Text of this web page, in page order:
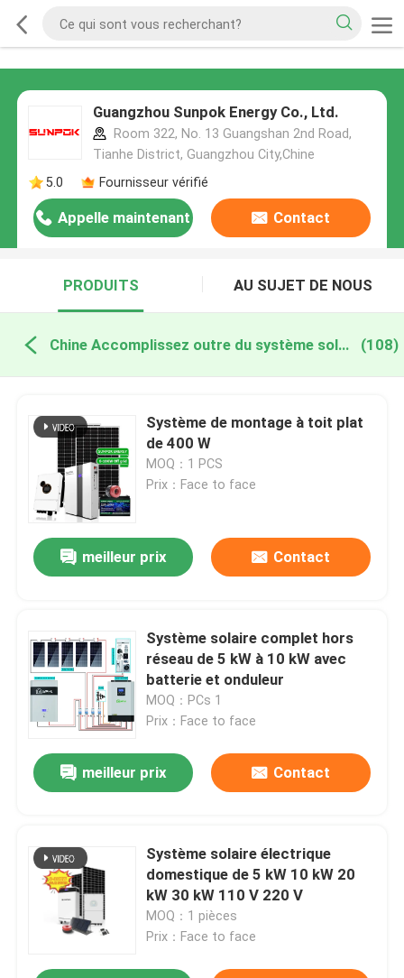
Guangzhou Sunpok Energy Co., Ltd.
Room 322, No. 13 Guangshan 2nd Road,
Tianhe District, Guangzhou City,Chine
5.0
Fournisseur vérifié
Appelle maintenant Contact
PRODUITS AU SUJET DE NOUS
Chine Accomplissez outre du système solaire de grille (108)
Système de montage à toit plat
de 400 W
MOQ：1 PCS
Prix：Face to face
meilleur prix Contact
Système solaire complet hors
réseau de 5 kW à 10 kW avec
batterie et onduleur
MOQ：PCs 1
Prix：Face to face
meilleur prix Contact
Système solaire électrique
domestique de 5 kW 10 kW 20
kW 30 kW 110 V 220 V
MOQ：1 pièces
Prix：Face to face